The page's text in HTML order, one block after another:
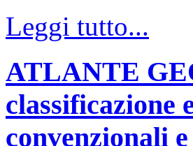
Leggi tutto...
ATLANTE
classificazione
convenzionali